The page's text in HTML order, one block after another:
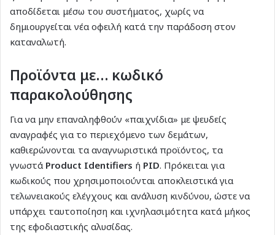
αποδίδεται μέσω του συστήματος, χωρίς να
δημιουργείται νέα οφειλή κατά την παράδοση στον
καταναλωτή.
Προϊόντα με… κωδικό
παρακολούθησης
Για να μην επαναληφθούν «παιχνίδια» με ψευδείς
αναγραφές για το περιεχόμενο των δεμάτων,
καθιερώνονται τα αναγνωριστικά προϊόντος, τα
γνωστά Product Identifiers ή PID. Πρόκειται για
κωδικούς που χρησιμοποιούνται αποκλειστικά για
τελωνειακούς ελέγχους και ανάλυση κινδύνου, ώστε να
υπάρχει ταυτοποίηση και ιχνηλασιμότητα κατά μήκος
της εφοδιαστικής αλυσίδας.